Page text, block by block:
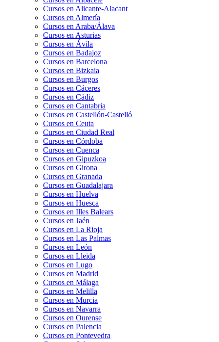
Cursos en Alicante-Alacant
Cursos en Almería
Cursos en Araba/Álava
Cursos en Asturias
Cursos en Ávila
Cursos en Badajoz
Cursos en Barcelona
Cursos en Bizkaia
Cursos en Burgos
Cursos en Cáceres
Cursos en Cádiz
Cursos en Cantabria
Cursos en Castellón-Castelló
Cursos en Ceuta
Cursos en Ciudad Real
Cursos en Córdoba
Cursos en Cuenca
Cursos en Gipuzkoa
Cursos en Girona
Cursos en Granada
Cursos en Guadalajara
Cursos en Huelva
Cursos en Huesca
Cursos en Illes Balears
Cursos en Jaén
Cursos en La Rioja
Cursos en Las Palmas
Cursos en León
Cursos en Lleida
Cursos en Lugo
Cursos en Madrid
Cursos en Málaga
Cursos en Melilla
Cursos en Murcia
Cursos en Navarra
Cursos en Ourense
Cursos en Palencia
Cursos en Pontevedra